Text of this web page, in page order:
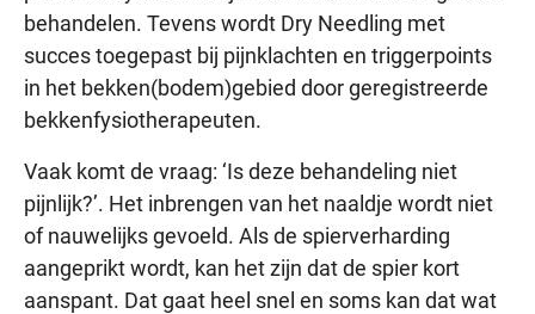
behandelen. Tevens wordt Dry Needling met
succes toegepast bij pijnklachten en triggerpoints
in het bekken(bodem)gebied door geregistreerde
bekkenfysiotherapeuten.
Vaak komt de vraag: ‘Is deze behandeling niet
pijnlijk?’. Het inbrengen van het naaldje wordt niet
of nauwelijks gevoeld. Als de spierverharding
aangeprikt wordt, kan het zijn dat de spier kort
aanspant. Dat gaat heel snel en soms kan dat wat